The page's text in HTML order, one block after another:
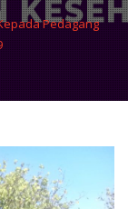
Pedagang